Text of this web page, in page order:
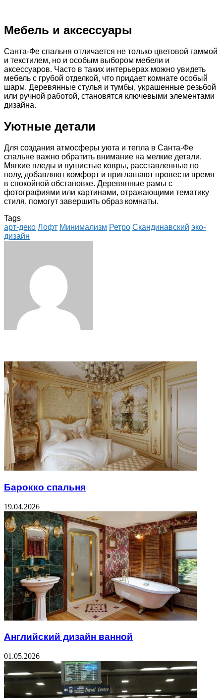
Мебель и аксессуары
Санта-Фе спальня отличается не только цветовой гаммой
и текстилем, но и особым выбором мебели и
аксессуаров. Часто в таких интерьерах можно увидеть
мебель с грубой отделкой, что придает комнате особый
шарм. Деревянные стулья и тумбы, украшенные резьбой
или ручной работой, становятся ключевыми элементами
дизайна.
Уютные детали
Для создания атмосферы уюта и тепла в Санта-Фе
спальне важно обратить внимание на мелкие детали.
Мягкие пледы и пушистые ковры, расставленные по
полу, добавляют комфорт и приглашают провести время
в спокойной обстановке. Деревянные рамы с
фотографиями или картинами, отражающими тематику
стиля, помогут завершить образ комнаты.
Tags
арт-деко Лофт Минимализм Ретро Скандинавский эко-
дизайн
Барокко спальня
19.04.2026
Английский дизайн ванной
01.05.2026